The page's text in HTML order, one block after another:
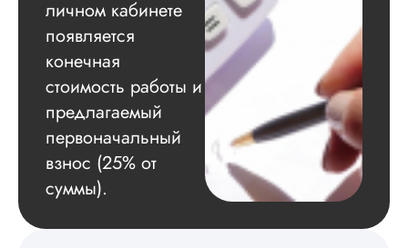
Благодарна.
Вадим
Вид работы:
Диссертация
Дата:2024-11-20
личном кабинете
появляется
конечная
стоимость работы и
предлагаемый
первоначальный
взнос (25% от
суммы).